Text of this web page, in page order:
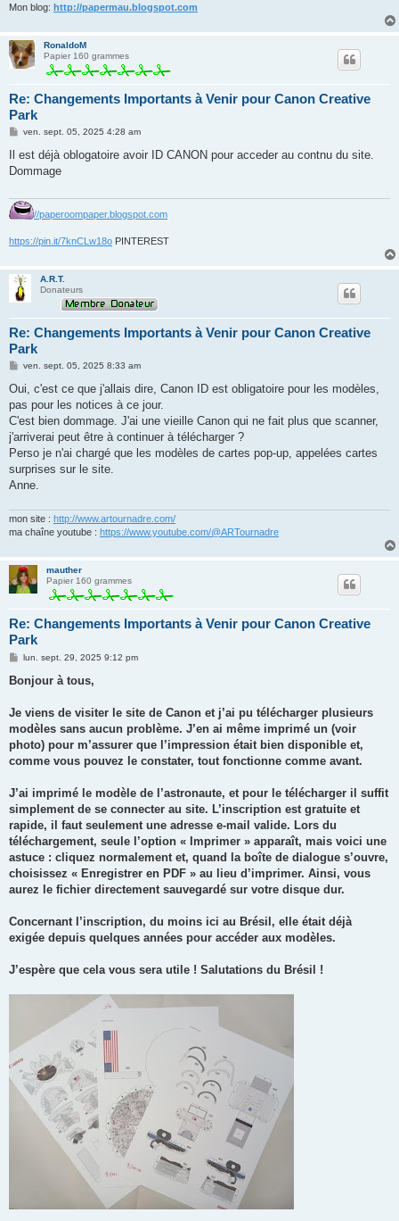
Mon blog: http://papermau.blogspot.com
RonaldoM
Papier 160 grammes
Re: Changements Importants à Venir pour Canon Creative
Park
M
s
a
ven. sept. 05, 2025 4:28 am
Il est déjà oblogatoire avoir ID CANON pour acceder au contnu du site.
Dommage
//paperoompaper.blogspot.com
https://pin.it/7knCLw18o PINTEREST
A.R.T.
Donateurs
Re: Changements Importants à Venir pour Canon Creative
Park
M
s
a
g
ven. sept. 05, 2025 8:33 am
Oui, c'est ce que j'allais dire, Canon ID est obligatoire pour les modèles,
pas pour les notices à ce jour.
C'est bien dommage. J'ai une vieille Canon qui ne fait plus que scanner,
j'arriverai peut être à continuer à télécharger ?
Perso je n'ai chargé que les modèles de cartes pop-up, appelées cartes
surprises sur le site.
Anne.
mon site : http://www.artournadre.com/
ma chaîne youtube : https://www.youtube.com/@ARTournadre
mauther
Papier 160 grammes
Re: Changements Importants à Venir pour Canon Creative
Park
M
s
g
lun. sept. 29, 2025 9:12 pm
Bonjour à tous,
Je viens de visiter le site de Canon et j’ai pu télécharger plusieurs
modèles sans aucun problème. J’en ai même imprimé un (voir
photo) pour m’assurer que l’impression était bien disponible et,
comme vous pouvez le constater, tout fonctionne comme avant.
J’ai imprimé le modèle de l’astronaute, et pour le télécharger il suffit
simplement de se connecter au site. L’inscription est gratuite et
rapide, il faut seulement une adresse e-mail valide. Lors du
téléchargement, seule l’option « Imprimer » apparaît, mais voici une
astuce : cliquez normalement et, quand la boîte de dialogue s’ouvre,
choisissez « Enregistrer en PDF » au lieu d’imprimer. Ainsi, vous
aurez le fichier directement sauvegardé sur votre disque dur.
Concernant l’inscription, du moins ici au Brésil, elle était déjà
exigée depuis quelques années pour accéder aux modèles.
J’espère que cela vous sera utile ! Salutations du Brésil !